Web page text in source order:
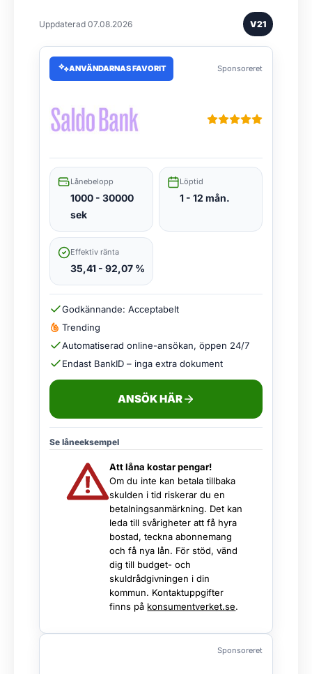
Uppdaterad 07.08.2026 V21
ANVÄNDARNAS FAVORIT Sponsoreret
Lånebelopp
1000 - 30000
sek
Löptid
1 - 12 mån.
Effektiv ränta
35,41 - 92,07 %
Godkännande: Acceptabelt
Trending
Automatiserad online-ansökan, öppen 24/7
Endast BankID – inga extra dokument
ANSÖK HÄR
Se låneeksempel
Att låna kostar pengar!
Om du inte kan betala tillbaka
skulden i tid riskerar du en
betalningsanmärkning. Det kan
leda till svårigheter att få hyra
bostad, teckna abonnemang
och få nya lån. För stöd, vänd
dig till budget- och
skuldrådgivningen i din
kommun. Kontaktuppgifter
finns på konsumentverket.se.
Sponsoreret